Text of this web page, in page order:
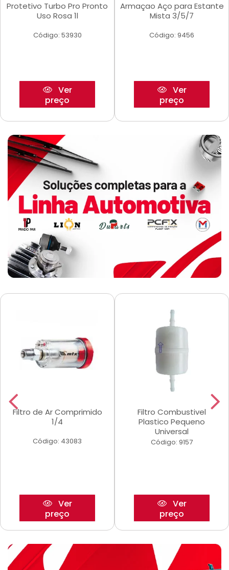
Protetivo Turbo Pro Pronto
Uso Rosa 1l
Código: 53930
Ver
preço
Armaçao Aço para Estante
Mista 3/5/7
Código: 9456
Ver
preço
Filtro de Ar Comprimido
1/4
Código: 43083
Ver
preço
Filtro Combustivel
Plastico Pequeno
Universal
Código: 9157
Ver
preço